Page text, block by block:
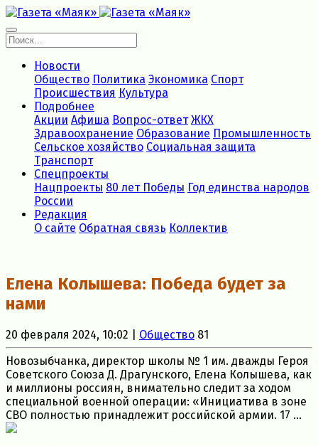
Новости
Общество Политика Экономика Спорт
Происшествия Культура
Подробнее
Акции Афиша Вопрос-ответ ЖКХ
Здравоохранение Образование Промышленность
Сельское хозяйство Социальная защита
Транспорт
Спецпроекты
Нацпроекты 80 лет Победы Год единства народов
России
Редакция
О сайте Обратная связь Коллектив
Елена Колышева: Победа будет за
нами
20 февраля 2024, 10:02 | Общество 81
Новозыбчанка, директор школы № 1 им. дважды Героя
Советского Союза Д. Драгунского, Елена Колышева, как
и миллионы россиян, внимательно следит за ходом
специальной военной операции: «Инициатива в зоне
СВО полностью принадлежит российской армии. 17 ...